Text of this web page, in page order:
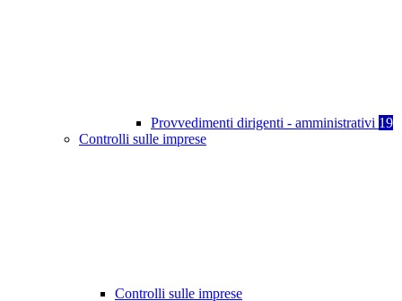
Provvedimenti dirigenti - amministrativi 19
Controlli sulle imprese
Controlli sulle imprese